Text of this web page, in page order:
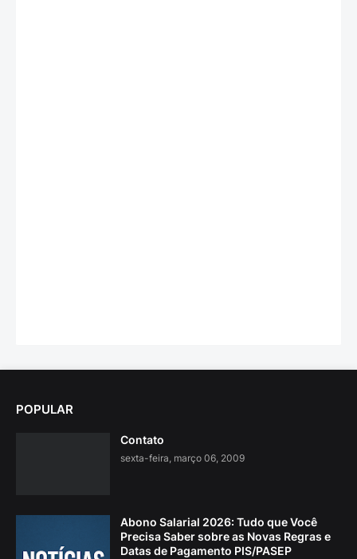
POPULAR
Contato
sexta-feira, março 06, 2009
Abono Salarial 2026: Tudo que Você
Precisa Saber sobre as Novas Regras e
Datas de Pagamento PIS/PASEP